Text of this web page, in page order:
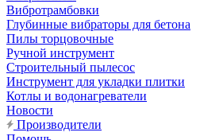
Вибротрамбовки
Глубинные вибраторы для бетона
Пилы торцовочные
Ручной инструмент
Строительный пылесос
Инструмент для укладки плитки
Котлы и водонагреватели
Новости
Производители